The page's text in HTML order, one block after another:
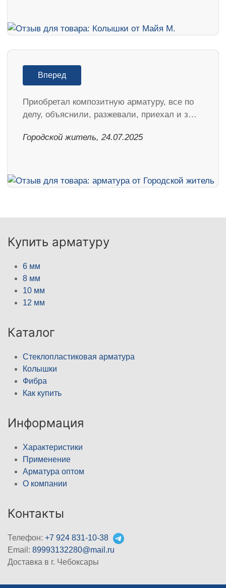
Вперед
Приобретал композитную арматуру, все по
делу, объяснили, разжевали, приехал и з…
Городской житель, 24.07.2025
Купить арматуру
6 мм
8 мм
10 мм
12 мм
Каталог
Стеклопластиковая арматура
Колышки
Фибра
Как купить
Информация
Характеристики
Применение
Арматура оптом
О компании
Контакты
Телефон: +7 924 831-10-38
Email: 89993132280@mail.ru
Доставка в г. Чебоксары